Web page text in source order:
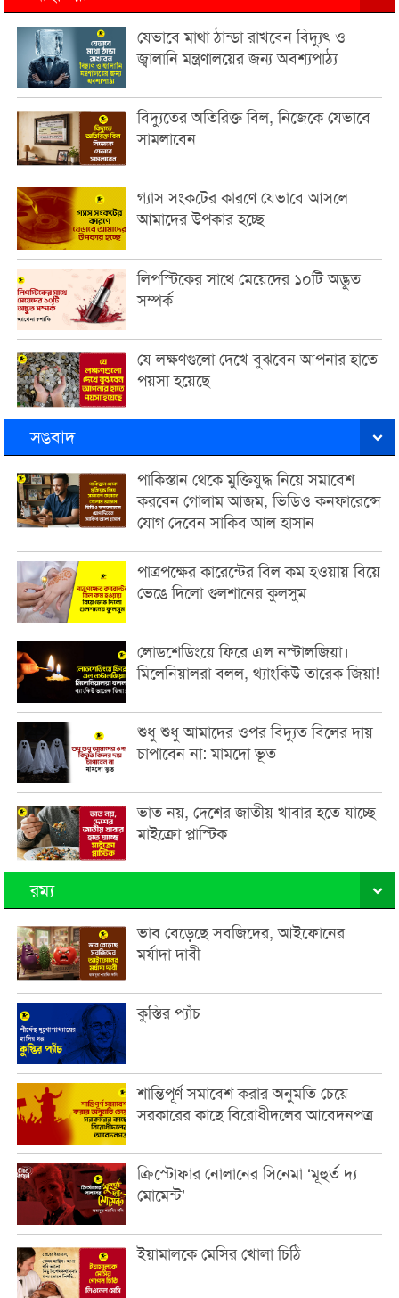
যেভাবে মাথা ঠান্ডা রাখবেন বিদ্যুৎ ও
জ্বালানি মন্ত্রণালয়ের জন্য অবশ্যপাঠ্য
বিদ্যুতের অতিরিক্ত বিল, নিজেকে যেভাবে
সামলাবেন
গ্যাস সংকটের কারণে যেভাবে আসলে
আমাদের উপকার হচ্ছে
লিপস্টিকের সাথে মেয়েদের ১০টি অদ্ভুত
সম্পর্ক
যে লক্ষণগুলো দেখে বুঝবেন আপনার হাতে
পয়সা হয়েছে
সঙবাদ
পাকিস্তান থেকে মুক্তিযুদ্ধ নিয়ে সমাবেশ
করবেন গোলাম আজম, ভিডিও কনফারেন্সে
যোগ দেবেন সাকিব আল হাসান
পাত্রপক্ষের কারেন্টের বিল কম হওয়ায় বিয়ে
ভেঙে দিলো গুলশানের কুলসুম
লোডশেডিংয়ে ফিরে এল নস্টালজিয়া।
মিলেনিয়ালরা বলল, থ্যাংকিউ তারেক জিয়া!
শুধু শুধু আমাদের ওপর বিদ্যুত বিলের দায়
চাপাবেন না: মামদো ভূত
ভাত নয়, দেশের জাতীয় খাবার হতে যাচ্ছে
মাইক্রো প্লাস্টিক
রম্য
ভাব বেড়েছে সবজিদের, আইফোনের
মর্যাদা দাবী
কুস্তির প্যাঁচ
শান্তিপূর্ণ সমাবেশ করার অনুমতি চেয়ে
সরকারের কাছে বিরোধীদলের আবেদনপত্র
ক্রিস্টোফার নোলানের সিনেমা ‘মূহুর্ত দ্য
মোমেন্ট’
ইয়ামালকে মেসির খোলা চিঠি